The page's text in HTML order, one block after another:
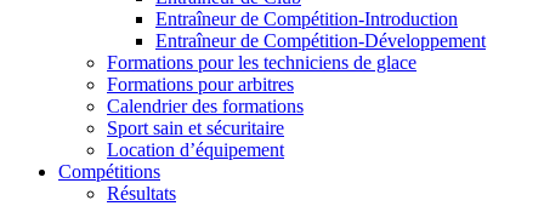
Entraîneur de Compétition-Introduction
Entraîneur de Compétition-Développement
Formations pour les techniciens de glace
Formations pour arbitres
Calendrier des formations
Sport sain et sécuritaire
Location d’équipement
Compétitions
Résultats